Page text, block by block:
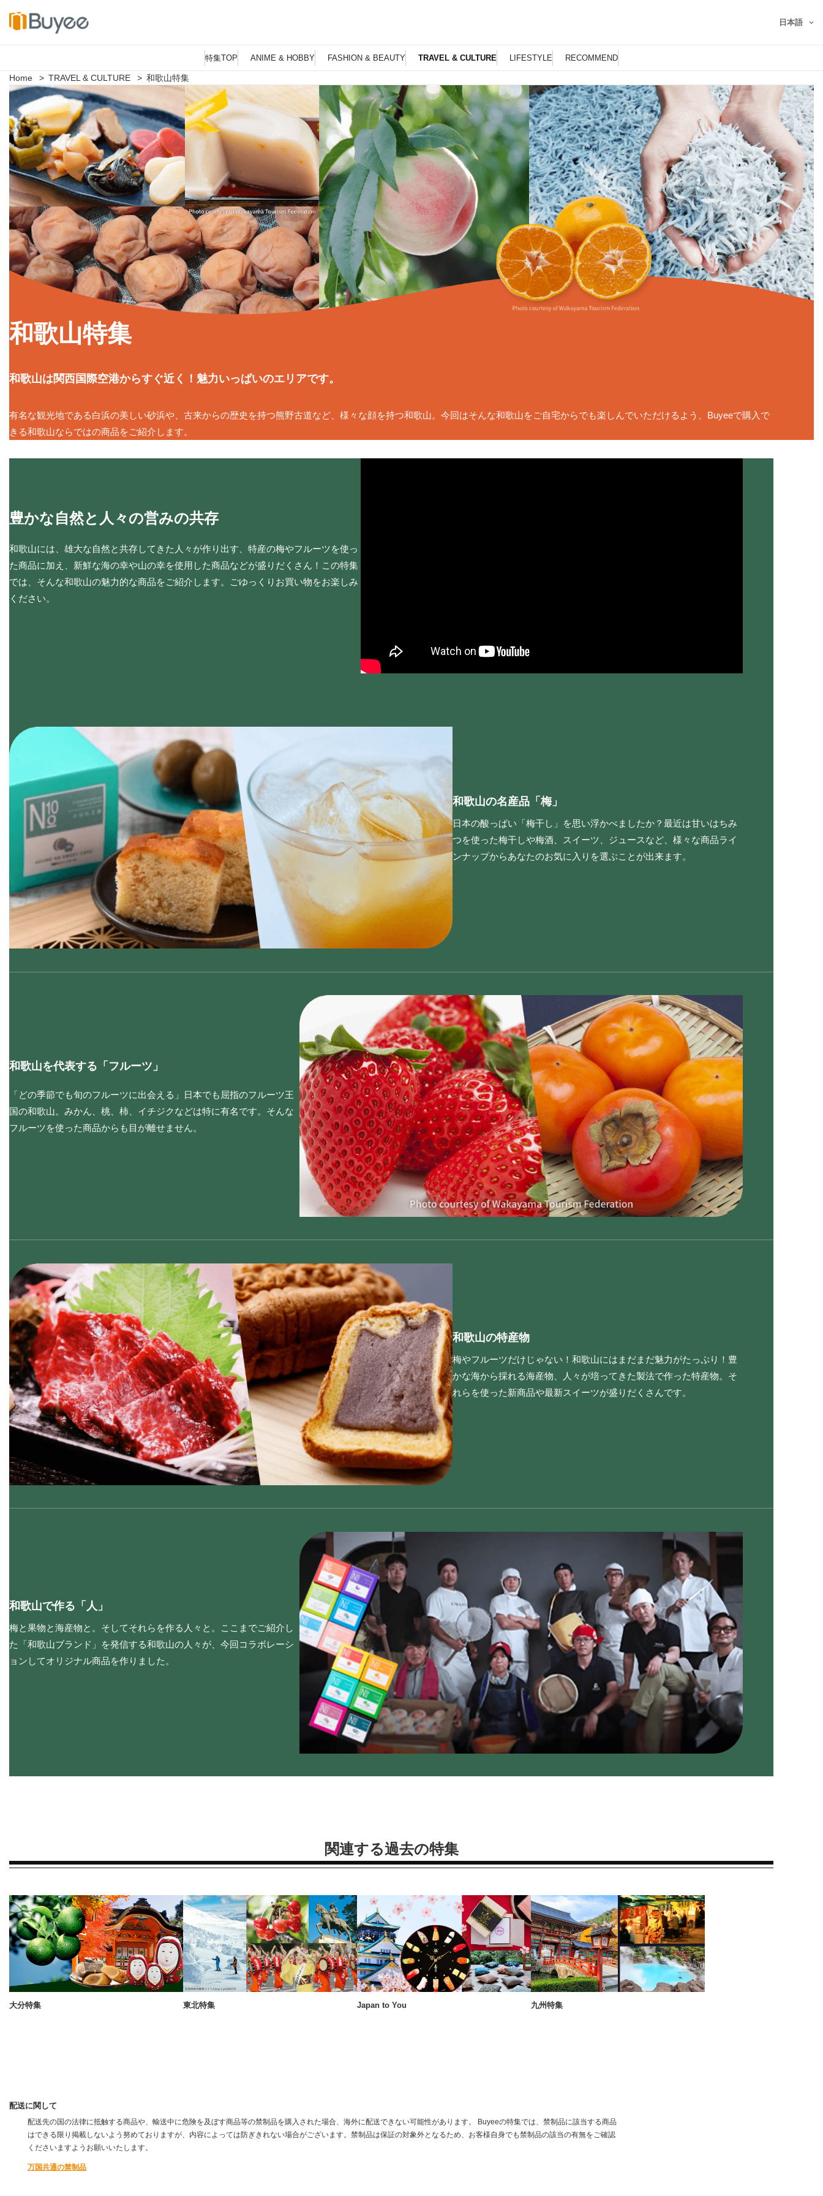
コ
ン
ン
ツ
へ
ス
キ
ッ
プ
日本語
特集TOP ANIME & HOBBY FASHION & BEAUTY TRAVEL & CULTURE LIFESTYLE RECOMMEND
Home > TRAVEL & CULTURE > 和歌山特集
和歌山特集
和歌山は関西国際空港からすぐ近く！魅力いっぱいのエリアです。
有名な観光地である白浜の美しい砂浜や、古来からの歴史を持つ熊野古道など、様々な顔を持つ和歌山。今回はそんな和歌山をご自宅からでも楽しんでいただけるよう、Buyeeで購入で
きる和歌山ならではの商品をご紹介します。
豊かな自然と人々の営みの共存
和歌山には、雄大な自然と共存してきた人々が作り出す、特産の梅やフルーツを使っ
た商品に加え、新鮮な海の幸や山の幸を使用した商品などが盛りだくさん！この特集
では、そんな和歌山の魅力的な商品をご紹介します。ごゆっくりお買い物をお楽しみ
ください。
和歌山の名産品「梅」
日本の酸っぱい「梅干し」を思い浮かべましたか？最近は甘いはちみ
つを使った梅干しや梅酒、スイーツ、ジュースなど、様々な商品ライ
ンナップからあなたのお気に入りを選ぶことが出来ます。
和歌山を代表する「フルーツ」
「どの季節でも旬のフルーツに出会える」日本でも屈指のフルーツ王
国の和歌山。みかん、桃、柿、イチジクなどは特に有名です。そんな
フルーツを使った商品からも目が離せません。
和歌山の特産物
梅やフルーツだけじゃない！和歌山にはまだまだ魅力がたっぷり！豊
かな海から採れる海産物、人々が培ってきた製法で作った特産物。そ
れらを使った新商品や最新スイーツが盛りだくさんです。
和歌山で作る「人」
梅と果物と海産物と。そしてそれらを作る人々と。ここまでご紹介し
た「和歌山ブランド」を発信する和歌山の人々が、今回コラボレーシ
ョンしてオリジナル商品を作りました。
関連する過去の特集
大分特集 東北特集 Japan to You 九州特集
配送に関して
配送先の国の法律に抵触する商品や、輸送中に危険を及ぼす商品等の禁制品を購入された場合、海外に配送できない可能性があります。 Buyeeの特集では、禁制品に該当する商品
はできる限り掲載しないよう努めておりますが、内容によっては防ぎきれない場合がございます。禁制品は保証の対象外となるため、お客様自身でも禁制品の該当の有無をご確認
くださいますようお願いいたします。
万国共通の禁制品